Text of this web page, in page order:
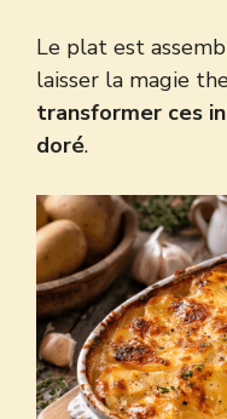
Le plat est
laisser la magie
transformer ces
doré.